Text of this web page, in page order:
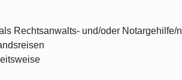
Rechtsanwalts- und/oder Notargehilfe/n